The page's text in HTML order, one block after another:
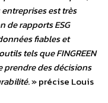
est très
de rapports ESG
fiables et
tels que FINGREEN
prendre des décisions
. » précise Louis